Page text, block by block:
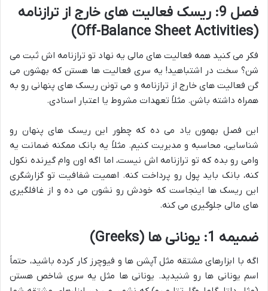
فصل 9: ریسک فعالیت های خارج از ترازنامه
(Off-Balance Sheet Activities)
فکر می کنید همه فعالیت های مالی یه نهاد تو ترازنامه اش ثبت می
شن؟ سخت در اشتباهید! یه سری فعالیت ها هستن که بهشون می
گن فعالیت های خارج از ترازنامه و می تونن ریسک های پنهانی رو به
همراه داشته باشن. مثلاً تعهدات مشروط یا اعتبار اسنادی.
این فصل بهمون یاد می ده که چطور این ریسک های پنهان رو
شناسایی، محاسبه و مدیریت کنیم. مثلاً یه بانک ممکنه ضمانت یه
وامی رو بده که تو ترازنامه اش نیست، اما اگه اون وام گیرنده نکول
کنه، بانک باید پول رو پرداخت کنه. اهمیت شفافیت تو گزارشگری
این ریسک ها اینجاست که خودش رو نشون می ده و از غافلگیری
های مالی جلوگیری می کنه.
ضمیمه 1: یونانی ها (Greeks)
اگه با ابزارهای مشتقه مثل آپشن ها و فیوچرز کار کرده باشید، حتماً
اسم یونانی ها رو شنیدید. یونانی ها مثل یه سری شاخص هستن